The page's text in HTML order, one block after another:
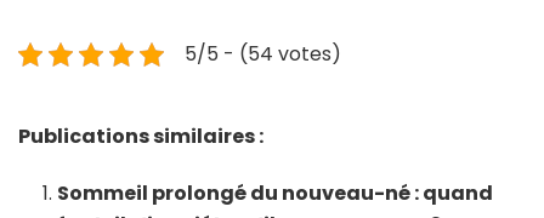
5/5 - (54 votes)
Publications similaires :
Sommeil prolongé du nouveau-né : quand